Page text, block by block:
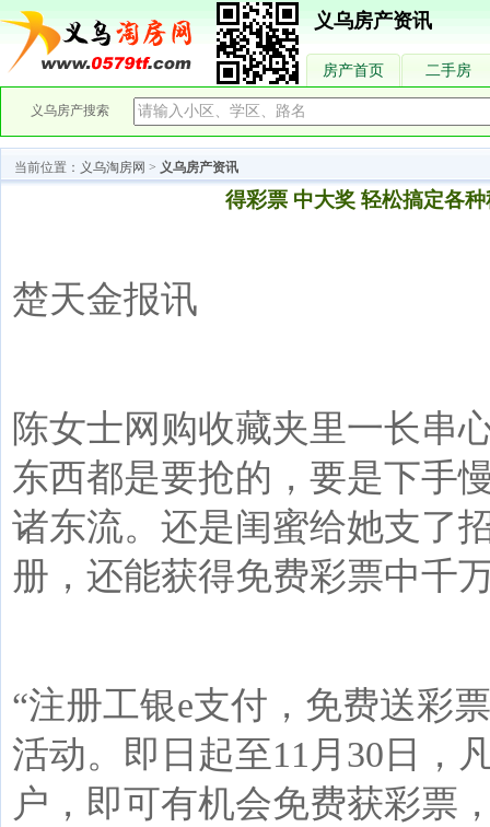
义乌房产资讯
房产首页 二手房
义乌房产搜索
当前位置： 义乌淘房网 > 义乌房产资讯
得彩票 中大奖 轻松搞定各
楚天金报讯
陈女士网购收藏夹里一长串
东西都是要抢的，要是下手
诸东流。还是闺蜜给她支了
册，还能获得免费彩票中千
“注册工银e支付，免费送彩
活动。即日起至11 月 30 日，
户，即可有机会免费获彩票